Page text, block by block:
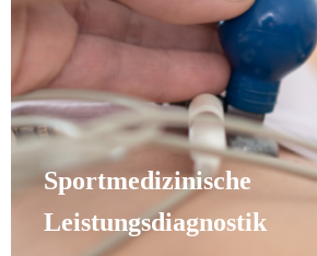
Sportmedizinische
Leistungsdiagnostik